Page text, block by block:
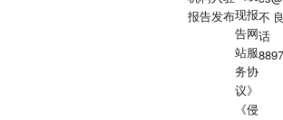
报告发布现报
告网
站服
务协
议》
《侵
不